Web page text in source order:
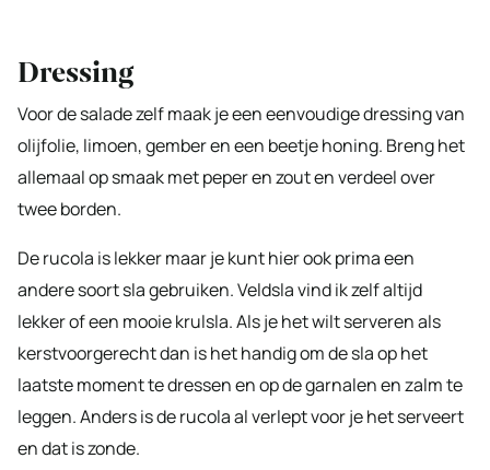
Dressing
Voor de salade zelf maak je een eenvoudige dressing van
olijfolie, limoen, gember en een beetje honing. Breng het
allemaal op smaak met peper en zout en verdeel over
twee borden.
De rucola is lekker maar je kunt hier ook prima een
andere soort sla gebruiken. Veldsla vind ik zelf altijd
lekker of een mooie krulsla. Als je het wilt serveren als
kerstvoorgerecht dan is het handig om de sla op het
laatste moment te dressen en op de garnalen en zalm te
leggen. Anders is de rucola al verlept voor je het serveert
en dat is zonde.